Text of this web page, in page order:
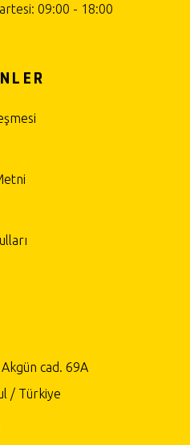
09:00 - 18:00
cad. 69A
/ Türkiye